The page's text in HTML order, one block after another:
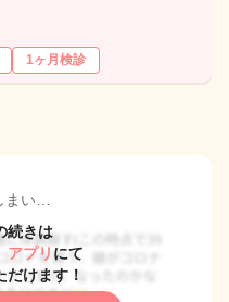
1ヶ月検診
まい…
続きは
アプリ にて
だけます！